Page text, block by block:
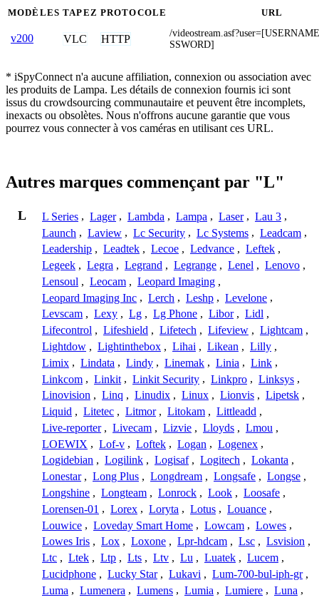
MODÈLES TAPEZ PROTOCOLE URL
v200 VLC HTTP
/
SSWORD]
* iSpyConnect n'a aucune affiliation, connexion ou association avec
les produits de Lampa. Les détails de connexion fournis ici sont
issus du crowdsourcing communautaire et peuvent être incomplets,
inexacts ou obsolètes. Nous n'offrons aucune garantie que vous
pourrez vous connecter à vos caméras en utilisant ces URL.
Autres marques commençant par "L"
L L Series , Lager , Lambda , Lampa , Laser , Lau 3 ,
Launch , Laview , Lc Security , Lc Systems , Leadcam ,
Leadership , Leadtek , Lecoe , Ledvance , Leftek ,
Legeek , Legra , Legrand , Legrange , Lenel , Lenovo ,
Lensoul , Leocam , Leopard Imaging ,
Leopard Imaging Inc , Lerch , Leshp , Levelone ,
Levscam , Lexy , Lg , Lg Phone , Libor , Lidl ,
Lifecontrol , Lifeshield , Lifetech , Lifeview , Lightcam ,
Lightdow , Lightinthebox , Lihai , Likean , Lilly ,
Limix , Lindata , Lindy , Linemak , Linia , Link ,
Linkcom , Linkit , Linkit Security , Linkpro , Linksys ,
Linovision , Linq , Linudix , Linux , Lionvis , Lipetsk ,
Liquid , Litetec , Litmor , Litokam , Littleadd ,
Live-reporter , Livecam , Lizvie , Lloyds , Lmou ,
LOEWIX , Lof-v , Loftek , Logan , Logenex ,
Logidebian , Logilink , Logisaf , Logitech , Lokanta ,
Lonestar , Long Plus , Longdream , Longsafe , Longse ,
Longshine , Longteam , Lonrock , Look , Loosafe ,
Lorensen-01 , Lorex , Loryta , Lotus , Louance ,
Louwice , Loveday Smart Home , Lowcam , Lowes ,
Lowes Iris , Lox , Loxone , Lpr-hdcam , Lsc , Lsvision ,
Ltc , Ltek , Ltp , Lts , Ltv , Lu , Luatek , Lucem ,
Lucidphone , Lucky Star , Lukavi , Lum-700-bul-iph-gr ,
Luma , Lumenera , Lumens , Lumia , Lumiere , Luna ,